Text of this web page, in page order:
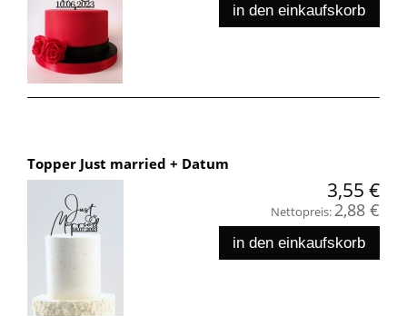
in den einkaufskorb
Topper Just married + Datum
3,55 €
Nettopreis: 2,88 €
in den einkaufskorb